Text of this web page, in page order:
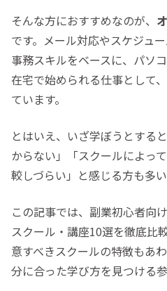
そんな方におすすめなのが、
です。メール対応やスケジュ
事務スキルをベースに、 パソ
在宅で始められる仕事として
ています。
とはいえ、いざ学ぼうとする
からない」「スクールによっ
較しづらい」と感じる方も多
この記事では、副業初心者向
スクール・講座10選を徹底比
意すべきスクールの特徴もあ
分に合った学び方を見つける